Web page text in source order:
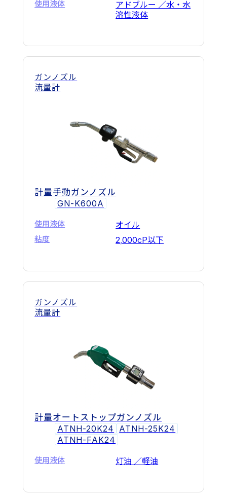
使用液体
アドブルー ／水・水
溶性液体
ガンノズル
流量計
計量手動ガンノズル
GN-K600A
使用液体 オイル
粘度 2,000cP以下
ガンノズル
流量計
計量オートストップガンノズル
ATNH-20K24
ATNH-25K24
ATNH-FAK24
使用液体 灯油 ／軽油